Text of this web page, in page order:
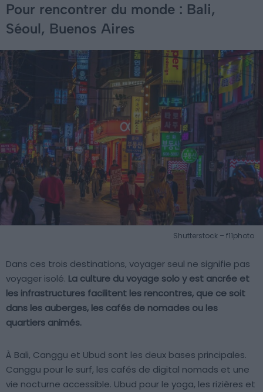
Pour rencontrer du monde : Bali,
Séoul, Buenos Aires
Shutterstock – f11photo
Dans ces trois destinations, voyager seul ne signifie pas
voyager isolé. La culture du voyage solo y est ancrée et
les infrastructures facilitent les rencontres, que ce soit
dans les auberges, les cafés de nomades ou les
quartiers animés.
À Bali, Canggu et Ubud sont les deux bases principales.
Canggu pour le surf, les cafés de digital nomads et une
vie nocturne accessible. Ubud pour le yoga, les rizières et